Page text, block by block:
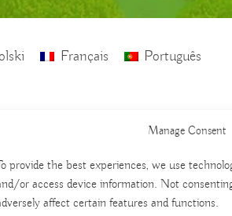
Manage Consent
provide the best experiences, we use
or access device information. Not
affect certain features and functions.
Français Português